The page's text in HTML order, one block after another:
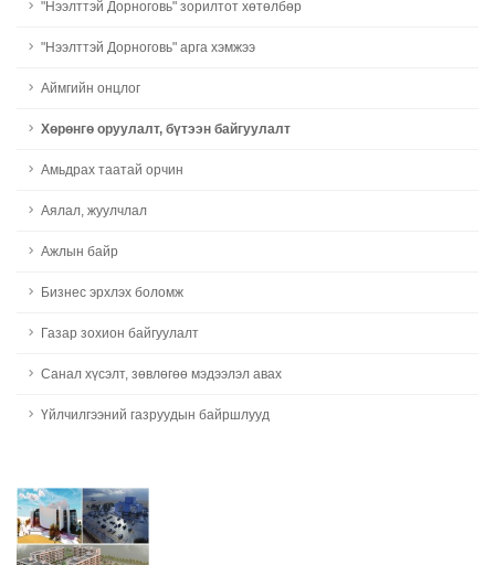
"Нээлттэй Дорноговь" зорилтот хөтөлбөр
"Нээлттэй Дорноговь" арга хэмжээ
Аймгийн онцлог
Хөрөнгө оруулалт, бүтээн байгуулалт
Амьдрах таатай орчин
Аялал, жуулчлал
Ажлын байр
Бизнес эрхлэх боломж
Газар зохион байгуулалт
Санал хүсэлт, зөвлөгөө мэдээлэл авах
Үйлчилгээний газруудын байршлууд